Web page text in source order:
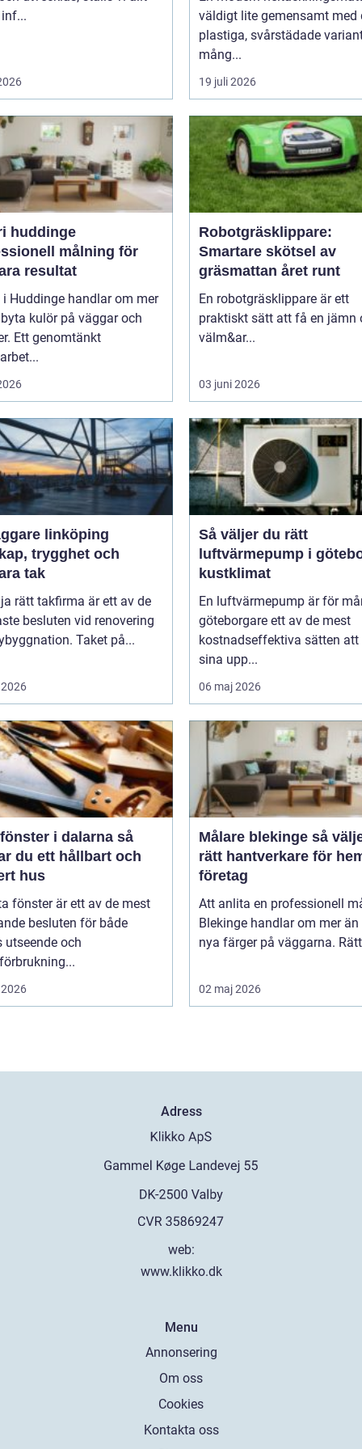
väldigt lite gemensamt med
plastiga, svårstädade
mång...
19 juli 2026
huddinge
målning för
resultat
Huddinge handlar om mer
kulör på väggar och
Ett genomtänkt
Robotgräsklippare:
Smartare skötsel av
gräsmattan året runt
En robotgräsklippare är ett
praktiskt sätt att få en jämn
välm&ar...
03 juni 2026
linköping
trygghet och
tak
rätt takfirma är ett av de
besluten vid renovering
Taket på...
Så väljer du rätt
luftvärmepump i
kustklimat
En luftvärmepump är för
göteborgare ett av de mest
kostnadseffektiva sätten att
sina upp...
06 maj 2026
i dalarna så
du ett hållbart och
hus
fönster är ett av de mest
besluten för både
utseende och
Målare blekinge så väljer du
rätt hantverkare för
företag
Att anlita en professionell
Blekinge handlar om mer
nya färger på väggarna.
02 maj 2026
Adress
web:
www.klikko.dk
Menu
Annonsering
Om oss
Cookies
Kontakta oss